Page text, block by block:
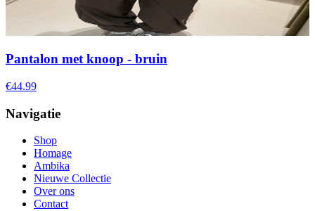
Pantalon met knoop - bruin
€44.99
Navigatie
Shop
Homage
Ambika
Nieuwe Collectie
Over ons
Contact